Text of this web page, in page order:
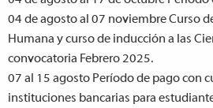
04 de agosto al 07 noviembreCurso
Humana y curso de inducción a las
convocatoria Febrero 2025.
07 al 15 agosto Período de pago con
instituciones bancarias para